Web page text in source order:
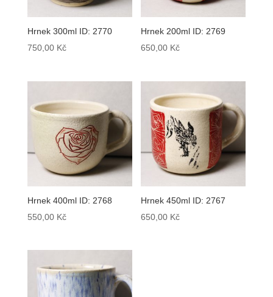
Hrnek 300ml ID: 2770
750,00 Kč
Hrnek 200ml ID: 2769
650,00 Kč
Hrnek 400ml ID: 2768
550,00 Kč
Hrnek 450ml ID: 2767
650,00 Kč